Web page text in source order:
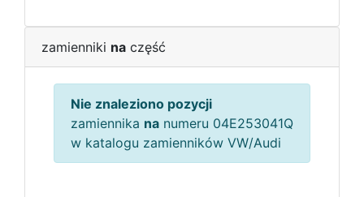
zamienniki na część
Nie znaleziono pozycji
zamiennika na numeru 04E253041Q
w katalogu zamienników VW/Audi